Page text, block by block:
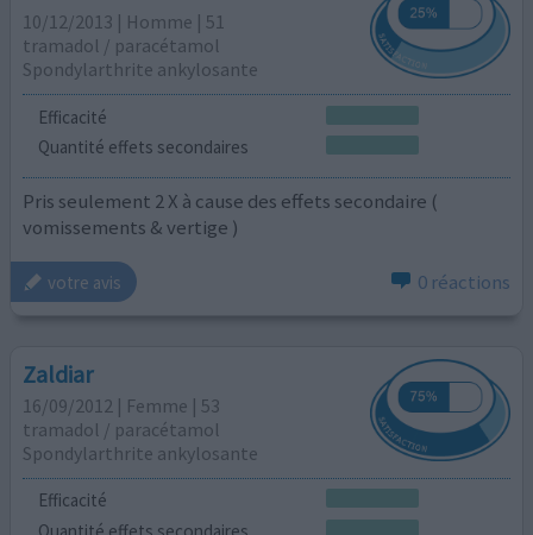
10/12/2013 | Homme | 51
tramadol / paracétamol
Spondylarthrite ankylosante
Efficacité
Quantité effets secondaires
Pris seulement 2 X à cause des effets secondaire (
vomissements & vertige )
votre avis 0 réactions
Zaldiar
16/09/2012 | Femme | 53
tramadol / paracétamol
Spondylarthrite ankylosante
Efficacité